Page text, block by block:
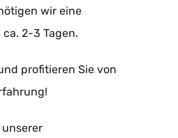
wir eine
2-3 Tagen.
profitieren Sie von